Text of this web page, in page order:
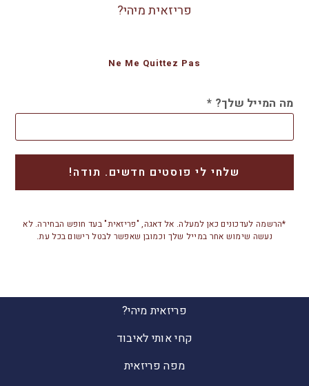
פריזאית מיהי?
Ne Me Quittez Pas
מה המייל שלך? *
*הרשמה לעדכונים כאן למעלה. אל דאגה, "פריזאית" בעד חופש הבחירה. לא
נעשה שימוש אחר במייל שלך וכמובן שאפשר לבטל רישום בכל עת.
פריזאית מיהי?
קחי אותי לאיבוד
מפה פריזאית